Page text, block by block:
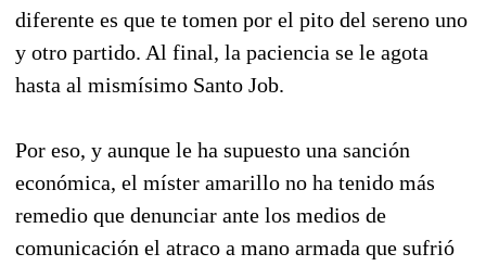
diferente es que te tomen por el pito del sereno uno
y otro partido. Al final, la paciencia se le agota
hasta al mismísimo Santo Job.
Por eso, y aunque le ha supuesto una sanción
económica, el míster amarillo no ha tenido más
remedio que denunciar ante los medios de
comunicación el atraco a mano armada que sufrió